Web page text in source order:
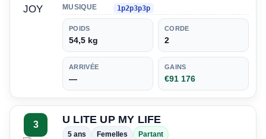
MUSIQUE 1p2p3p3p
POIDS
54,5 kg
CORDE
2
ARRIVÉE
—
GAINS
€91 176
3 U LITE UP MY LIFE
5 ans Femelles
Partant